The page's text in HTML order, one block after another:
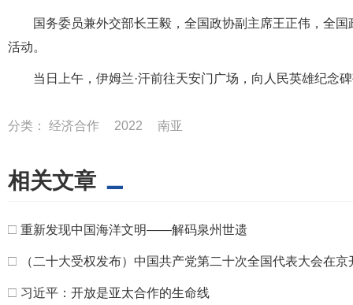
国务委员兼外交部长王毅，全国政协副主席王正伟，全
活动。
当日上午，伊姆兰·汗前往天安门广场，向人民英雄纪念
分类： 经济合作 2022 南亚
相关文章
□ 重新发现中国海洋文明——解码泉州世遗
□ （二十大受权发布）中国共产党第二十次全国代表大会在
□ 习近平：开放是亚太合作的生命线